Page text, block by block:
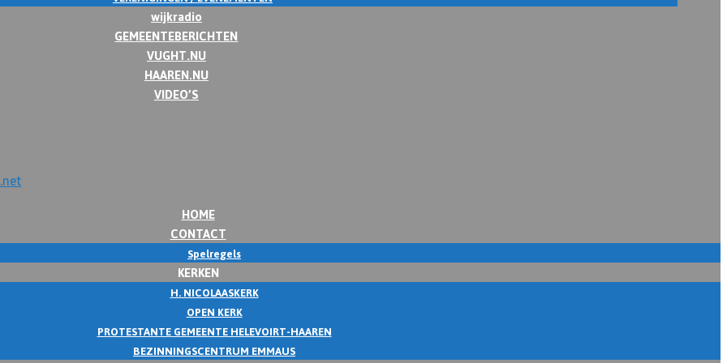
wijkradio
GEMEENTEBERICHTEN
VUGHT.NU
HAAREN.NU
VIDEO’S
HOME
CONTACT
Spelregels
KERKEN
H. NICOLAASKERK
OPEN KERK
PROTESTANTE GEMEENTE HELEVOIRT-HAAREN
BEZINNINGSCENTRUM EMMAUS